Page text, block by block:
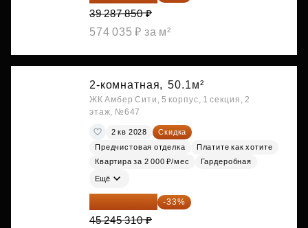
39 287 850 ₽
574 035 ₽ за м²
2-комнатная, 50.1м²
ЖК Амбер Сити, 5 корпус, 1 секция, 2
этаж, №647
2 кв 2028
Скидка
Предчистовая отделка
Платите как хотите
Квартира за 2 000 ₽/мес
Гардеробная
Ещё
30 314 358 ₽ -33%
45 245 310 ₽